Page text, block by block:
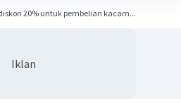
20% untuk pembelian kacam...
Iklan